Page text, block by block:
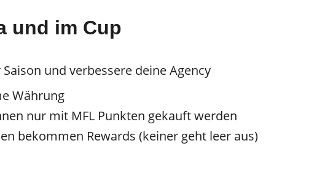
und im Cup
und verbessere deine Agency
Währung
nur mit MFL Punkten gekauft werden
bekommen Rewards (keiner geht leer aus)